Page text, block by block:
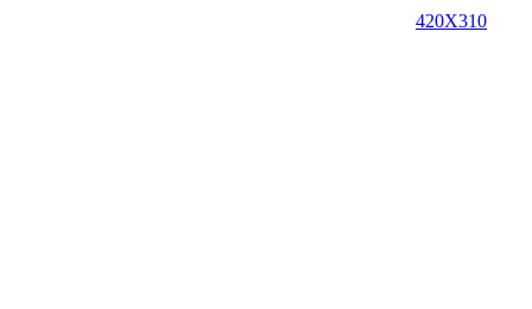
420X310